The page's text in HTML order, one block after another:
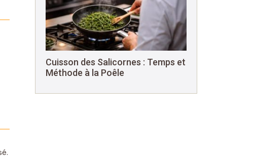
Cuisson des Salicornes : Temps et
Méthode à la Poêle